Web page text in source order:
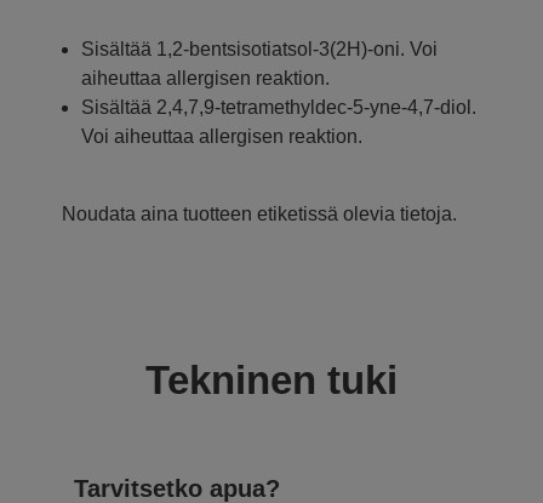
Sisältää 1,2-bentsisotiatsol-3(2H)-oni. Voi
aiheuttaa allergisen reaktion.
Sisältää 2,4,7,9-tetramethyldec-5-yne-4,7-diol.
Voi aiheuttaa allergisen reaktion.
Noudata aina tuotteen etiketissä olevia tietoja.
Tekninen tuki
Tarvitsetko apua?